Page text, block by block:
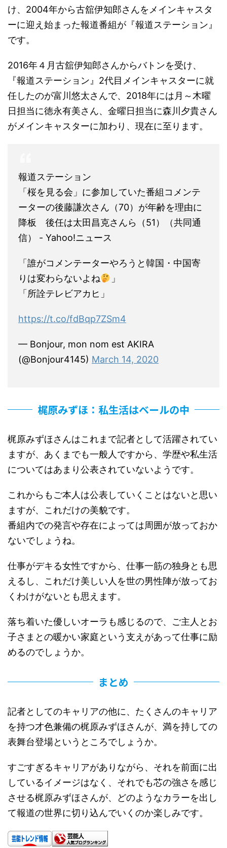
け、2004年から古舘伊知郎さんをメインキャスタ
ーに迎え始まった報道番組が『報道ステーション』
です。
2016年４月古舘伊知郎さんからバトンを受け、
『報道ステーション』2代目メインキャスターに就
任したのが富川悠太さんで、2018年には月～木曜
日担当に徳永有美さん、金曜日担当に森川夕貴さん
がメインキャスターに加わり、現在に至ります。
報道ステーション
「桜を見る会」に参加していた番組コメンテ
ーターの後藤謙次さん（70）が年齢を理由に
降板 後任は太田昌克さんら（51）（共同通
信） - Yahoo!ニュース
「誰がコメンテーターやろうと韓国・中国寄
りは変わらないよね
」
「所詮テレビアカヒ」
https://t.co/fdBqp7ZSm4
— Bonjour, mon nom est AKIRA
(@Bonjour4145) March 14, 2020
梶原みずほ：私生活はベールの中
梶原みずほさんはこれまで記者として活躍されてい
ますが、あくまでも一般人ですから、学歴や私生活
についてはあまり公表されていないようです。
これからもご本人は公表していくことはないと思い
ますが、これだけの美貌です。
番組内での発言や存在によっては周囲が放っておか
ないでしょうね。
仕事がデキる女性ですから、仕事一筋の独身とも思
えるし、これだけ美しい人を世の男性陣が放ってお
くわけがないとも思えます。
落ち着いた優しいオーラも感じるので、ご主人とお
子さまとの暖かい家庭という支えがあって仕事に励
めるのでしょうか。
まとめ
記者としてのキャリアの他に、たくさんのキャリア
を持つ才色兼備の梶原みずほさんが、満を持しての
表舞台登場というところでしょうか。
すごすぎるキャリアがありながら、それを前面に出
しているイメージはなく、それでも芯の強さを感じ
させる梶原みずほさんが、どのようなカラーを出し
て報道の世界に切り込んでいくのか楽しみです。